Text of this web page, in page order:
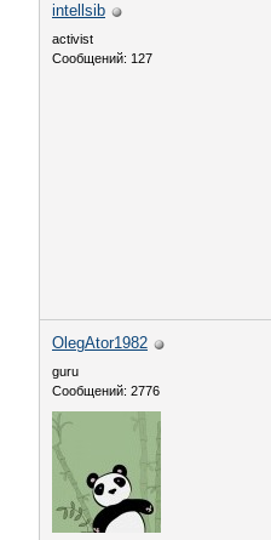
intellsib
activist
Сообщений: 127
OlegAtor1982
guru
Сообщений: 2776